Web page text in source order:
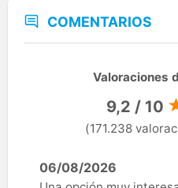
COMENTARIOS
Valoraciones
9,2 / 10
(171.238
06/08/2026